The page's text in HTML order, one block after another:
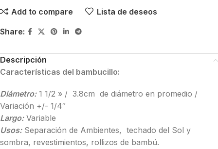
Add to compare Lista de deseos
Share:
Descripción
Características del bambucillo:
Diámetro:1 1/2 » / 3.8cm de diámetro en promedio /
Variación +/- 1/4″
Largo:Variable
Usos:Separación de Ambientes, techado del Sol y
sombra, revestimientos, rollizos de bambú.